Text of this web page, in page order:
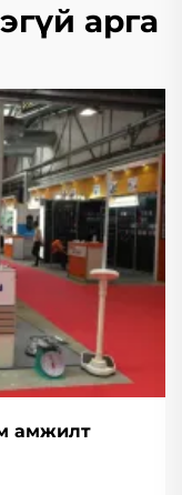
арга
амжилт